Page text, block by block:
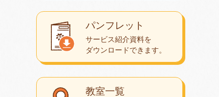
教室一覧
パンフレット
サービス紹介資料を
ダウンロードできます。